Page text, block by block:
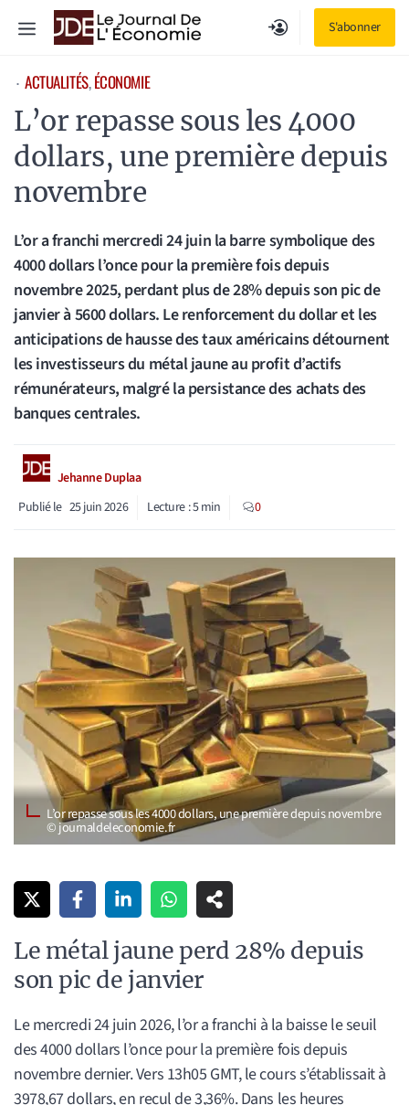
S'abonner
Menu
⋅ ACTUALITÉS, ÉCONOMIE
L’or repasse sous les 4000
dollars, une première depuis
novembre
L’or a franchi mercredi 24 juin la barre symbolique des
4000 dollars l’once pour la première fois depuis
novembre 2025, perdant plus de 28% depuis son pic de
janvier à 5600 dollars. Le renforcement du dollar et les
anticipations de hausse des taux américains détournent
les investisseurs du métal jaune au profit d’actifs
rémunérateurs, malgré la persistance des achats des
banques centrales.
Jehanne Duplaa
Publié le 25 juin 2026 Lecture :5min 0
L’or repasse sous les 4000 dollars, une première depuis novembre
© journaldeleconomie.fr
Le métal jaune perd 28% depuis
son pic de janvier
Le mercredi 24 juin 2026, l’or a franchi à la baisse le seuil
des 4000 dollars l’once pour la première fois depuis
novembre dernier. Vers 13h05 GMT, le cours s’établissait à
3978,67 dollars, en recul de 3,36%. Dans les heures